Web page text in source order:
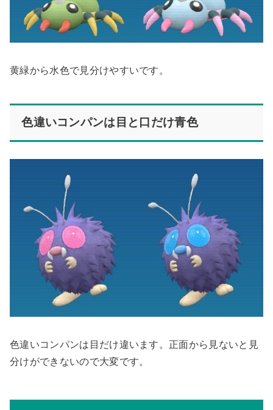
黄緑から水色で見分けやすいです。
色違いコンパンは目と口だけ青色
色違いコンパンは目だけ違います。正面から見ないと見
分けができないので大変です。